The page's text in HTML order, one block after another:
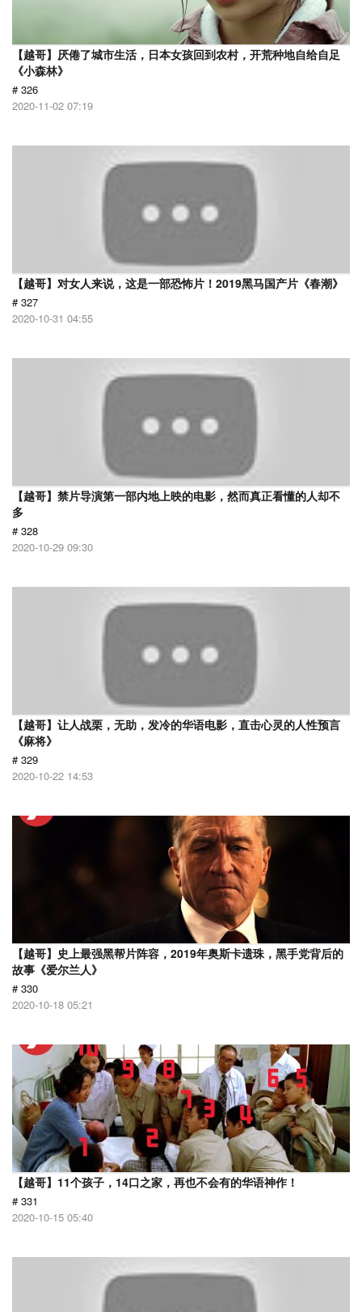
【越哥】厌倦了城市生活，日本女孩回到农村，开荒种地自给自足
《小森林》
# 326
2020-11-02 07:19
【越哥】对女人来说，这是一部恐怖片！2019黑马国产片《春潮》
# 327
2020-10-31 04:55
【越哥】禁片导演第一部内地上映的电影，然而真正看懂的人却不
多
# 328
2020-10-29 09:30
【越哥】让人战栗，无助，发冷的华语电影，直击心灵的人性预言
《麻将》
# 329
2020-10-22 14:53
【越哥】史上最强黑帮片阵容，2019年奥斯卡遗珠，黑手党背后的
故事《爱尔兰人》
# 330
2020-10-18 05:21
【越哥】11个孩子，14口之家，再也不会有的华语神作！
# 331
2020-10-15 05:40